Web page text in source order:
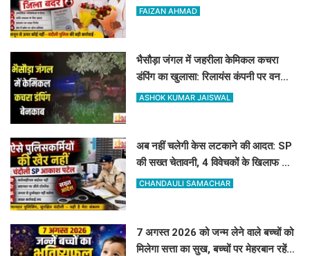
अमोघपुर प्रधान को जिले से बाहर खदेड़ा
FAIZAN AHMAD
भैसौड़ा जंगल में जहरीला केमिकल कचरा
डंपिंग का खुलासा: रिलायंस कंपनी पर वन
विभाग का बड़ा एक्शन
ASHOK KUMAR JAISWAL
अब नहीं चलेगी केस लटकाने की आदत: SP
की सख्त चेतावनी, 4 विवेचकों के खिलाफ जांच
शुरू, 60-90 दिन पुराने मामलों का तुरंत करें
CHANDAULI SAMACHAR
7 अगस्त 2026 को जन्म लेने वाले बच्चों को
मिलेगा सत्ता का सुख, बच्चों पर मेहरबान रहेंगे